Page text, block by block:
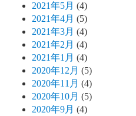
2021年5月 (4)
2021年4月 (5)
2021年3月 (4)
2021年2月 (4)
2021年1月 (4)
2020年12月 (5)
2020年11月 (4)
2020年10月 (5)
2020年9月 (4)